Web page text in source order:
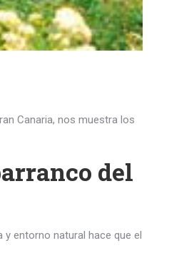
Canaria, nos muestra los
del
entorno natural hace que el